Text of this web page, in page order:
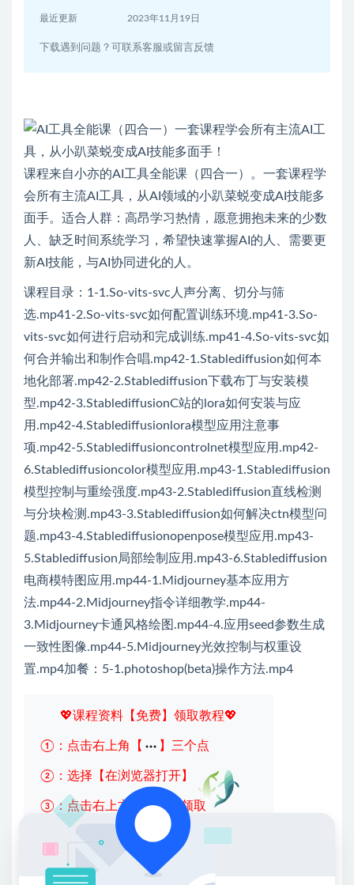
最近更新 2023年11月19日
下载遇到问题？可联系客服或留言反馈
课程来自小亦的AI工具全能课（四合一）。一套课程学
会所有主流AI工具，从AI领域的小趴菜蜕变成AI技能多
面手。适合人群：高昂学习热情，愿意拥抱未来的少数
人、缺乏时间系统学习，希望快速掌握AI的人、需要更
新AI技能，与AI协同进化的人。
课程目录：1-1.So-vits-svc人声分离、切分与筛
选.mp41-2.So-vits-svc如何配置训练环境.mp41-3.So-
vits-svc如何进行启动和完成训练.mp41-4.So-vits-svc如
何合并输出和制作合唱.mp42-1.Stablediffusion如何本
地化部署.mp42-2.Stablediffusion下载布丁与安装模
型.mp42-3.StablediffusionC站的lora如何安装与应
用.mp42-4.Stablediffusionlora模型应用注意事
项.mp42-5.Stablediffusioncontrolnet模型应用.mp42-
6.Stablediffusioncolor模型应用.mp43-1.Stablediffusion
模型控制与重绘强度.mp43-2.Stablediffusion直线检测
与分块检测.mp43-3.Stablediffusion如何解决ctn模型问
题.mp43-4.Stablediffusionopenpose模型应用.mp43-
5.Stablediffusion局部绘制应用.mp43-6.Stablediffusion
电商模特图应用.mp44-1.Midjourney基本应用方
法.mp44-2.Midjourney指令详细教学.mp44-
3.Midjourney卡通风格绘图.mp44-4.应用seed参数生成
一致性图像.mp44-5.Midjourney光效控制与权重设
置.mp4加餐：5-1.photoshop(beta)操作方法.mp4
💖课程资料【免费】领取教程💖
①：点击右上角【 】三个点
②：选择【在浏览器打开】
③：点击右上方【登录】领取
限时活动：注册新用户赠送VIP